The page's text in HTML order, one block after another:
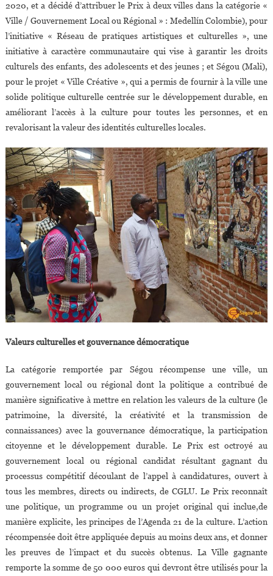
2020, et a décidé d’attribuer le Prix à deux villes dans la catégorie «
Ville / Gouvernement Local ou Régional » : Medellín Colombie), pour
l’initiative « Réseau de pratiques artistiques et culturelles », une
initiative à caractère communautaire qui vise à garantir les droits
culturels des enfants, des adolescents et des jeunes ; et Ségou (Mali),
pour le projet « Ville Créative », qui a permis de fournir à la ville une
solide politique culturelle centrée sur le développement durable, en
améliorant l’accès à la culture pour toutes les personnes, et en
revalorisant la valeur des identités culturelles locales.
Valeurs culturelles et gouvernance démocratique
La catégorie remportée par Ségou récompense une ville, un
gouvernement local ou régional dont la politique a contribué de
manière significative à mettre en relation les valeurs de la culture (le
patrimoine, la diversité, la créativité et la transmission de
connaissances) avec la gouvernance démocratique, la participation
citoyenne et le développement durable. Le Prix est octroyé au
gouvernement local ou régional candidat résultant gagnant du
processus compétitif découlant de l’appel à candidatures, ouvert à
tous les membres, directs ou indirects, de CGLU. Le Prix reconnaît
une politique, un programme ou un projet original qui inclue,de
manière explicite, les principes de l’Agenda 21 de la culture. L’action
récompensée doit être appliquée depuis au moins deux ans, et donner
les preuves de l’impact et du succès obtenus. La Ville gagnante
remporte la somme de 50 000 euros qui devront être utilisés pour la